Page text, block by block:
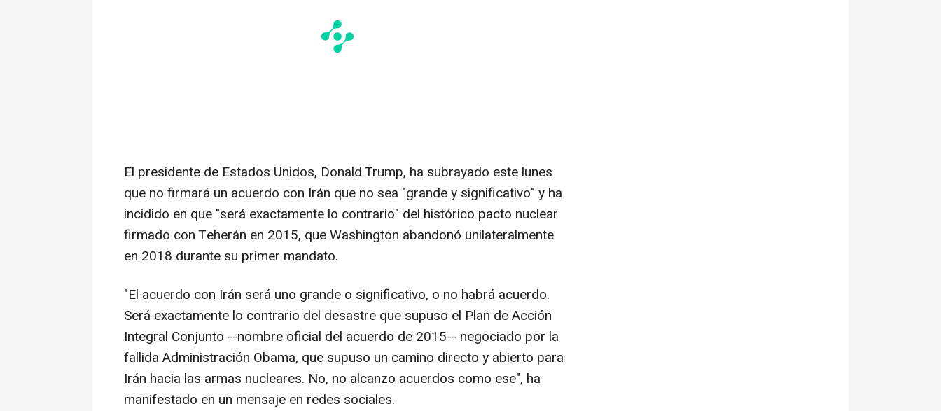
El presidente de Estados Unidos, Donald Trump, ha subrayado este lunes
que no firmará un acuerdo con Irán que no sea "grande y significativo" y ha
incidido en que "será exactamente lo contrario" del histórico pacto nuclear
firmado con Teherán en 2015, que Washington abandonó unilateralmente
en 2018 durante su primer mandato.
"El acuerdo con Irán será uno grande o significativo, o no habrá acuerdo.
Será exactamente lo contrario del desastre que supuso el Plan de Acción
Integral Conjunto --nombre oficial del acuerdo de 2015-- negociado por la
fallida Administración Obama, que supuso un camino directo y abierto para
Irán hacia las armas nucleares. No, no alcanzo acuerdos como ese", ha
manifestado en un mensaje en redes sociales.